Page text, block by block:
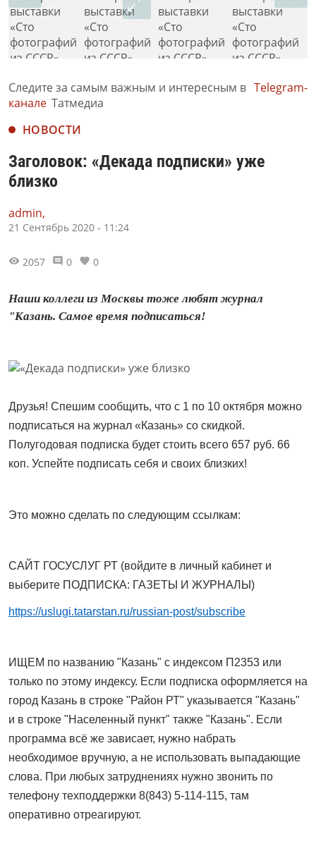
Следите за самым важным и интересным в Telegram-
канале Татмедиа
НОВОСТИ
Заголовок: «Декада подписки» уже
близко
admin,
21 Сентябрь 2020 - 11:24
2057 0 0
Наши коллеги из Москвы тоже любят журнал
"Казань. Самое время подписаться!
Друзья! Спешим сообщить, что с 1 по 10 октября можно
подписаться на журнал «Казань» со скидкой.
Полугодовая подписка будет стоить всего 657 руб. 66
коп. Успейте подписать себя и своих близких!
Это можно сделать по следующим ссылкам:
САЙТ ГОСУСЛУГ РТ (войдите в личный кабинет и
выберите ПОДПИСКА: ГАЗЕТЫ И ЖУРНАЛЫ)
https://uslugi.tatarstan.ru/russian-post/subscribe
ИЩЕМ по названию "Казань" с индексом П2353 или
только по этому индексу. Если подписка оформляется на
город Казань в строке "Район РТ" указывается "Казань"
и в строке "Населенный пункт" также "Казань". Если
программа всё же зависает, нужно набрать
необходимое вручную, а не использовать выпадающие
слова. При любых затруднениях нужно звонить по
телефону техподдержки 8(843) 5-114-115, там
оперативно отреагируют.